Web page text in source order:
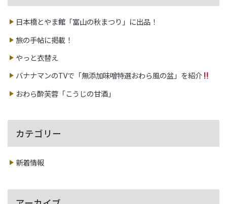
日本橋とやま館「富山の秋まつり」に出品！
旅の手帖に掲載！
やっと衣替え
バナナマンのTVで「無添加味噌特選おわら風の盆」を紹介
おわら酔芙蓉「こうじの甘酒」
カテゴリー
新着情報